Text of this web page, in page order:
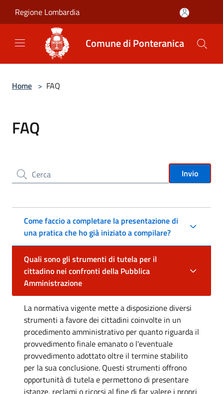
Regione Lombardia
Comune di Ponteranica
Home > FAQ
FAQ
Cerca nel sito Invio
Come faccio a completare la presentazione di
una pratica che ho già iniziato a compilare?
Quali sono gli strumenti di tutela per il
cittadino nei confronti della Pubblica
Amministrazione
La normativa vigente mette a disposizione diversi
strumenti a favore dei cittadini coinvolte in un
procedimento amministrativo per quanto riguarda il
provvedimento finale emanato o l'eventuale
provvedimento adottato oltre il termine stabilito
per la sua conclusione. Questi strumenti offrono
opportunità di tutela e permettono di presentare
istanze, reclami o ricorsi al fine di far valere i propri